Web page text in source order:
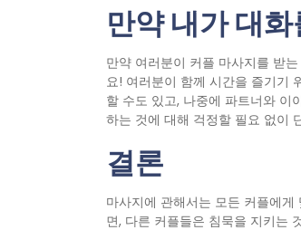
만약 내가 대
만약 여러분이 커플 마사지를 받
요! 여러분이 함께 시간을 즐기기
할 수도 있고, 나중에 파트너와 이
하는 것에 대해 걱정할 필요 없이
결론
마사지에 관해서는 모든 커플에
면, 다른 커플들은 침묵을 지키는